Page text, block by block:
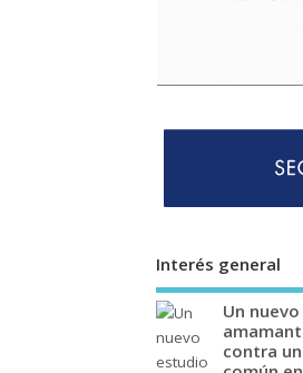
Interés general
Un
contra